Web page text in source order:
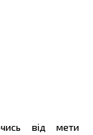
від мети